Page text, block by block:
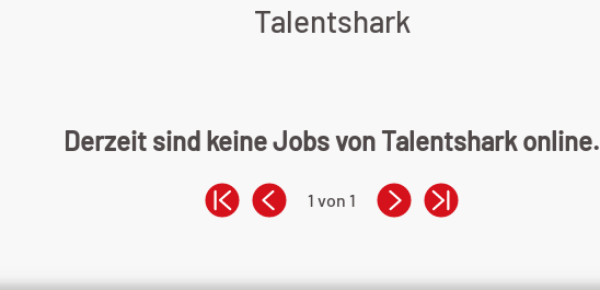
Talentshark
Derzeit sind keine Jobs von Talentshark online.
1 von 1